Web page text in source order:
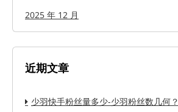
2025 年 12 月
近期文章
少羽快手粉丝量多少-少羽粉丝数几何？